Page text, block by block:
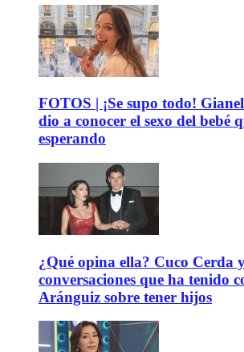
FOTOS | ¡Se supo todo!
dio a conocer el sexo del bebé
esperando
¿Qué opina ella? Cuco Cerda
conversaciones que ha tenido
Aránguiz sobre tener hijos